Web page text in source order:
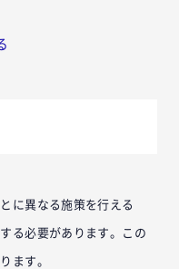
に異なる施策を行える
る必要があります。この
ます。